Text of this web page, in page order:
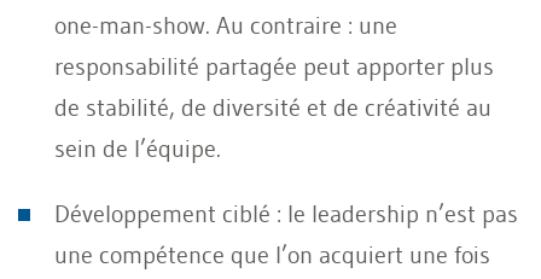
one-man-show. Au contraire : une
responsabilité partagée peut apporter plus
de stabilité, de diversité et de créativité au
sein de l’équipe.
Développement ciblé : le leadership n’est pas
une compétence que l’on acquiert une fois